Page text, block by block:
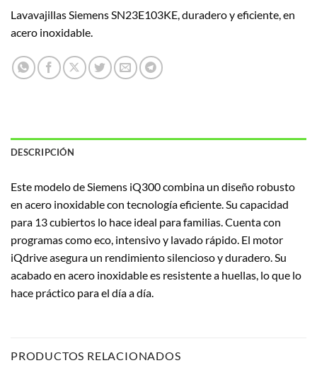
Lavavajillas Siemens SN23E103KE, duradero y eficiente, en
acero inoxidable.
DESCRIPCIÓN
Este modelo de Siemens iQ300 combina un diseño robusto
en acero inoxidable con tecnología eficiente. Su capacidad
para 13 cubiertos lo hace ideal para familias. Cuenta con
programas como eco, intensivo y lavado rápido. El motor
iQdrive asegura un rendimiento silencioso y duradero. Su
acabado en acero inoxidable es resistente a huellas, lo que lo
hace práctico para el día a día.
PRODUCTOS RELACIONADOS